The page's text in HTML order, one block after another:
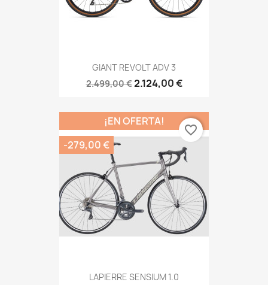
GIANT REVOLT ADV 3
2.499,00 €2.124,00 €
LAPIERRE SENSIUM 1.0
¡EN OFERTA!
-279,00 €
favorite_border